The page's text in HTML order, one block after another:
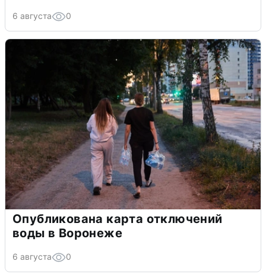
6 августа 0
Опубликована карта отключений
воды в Воронеже
6 августа 0